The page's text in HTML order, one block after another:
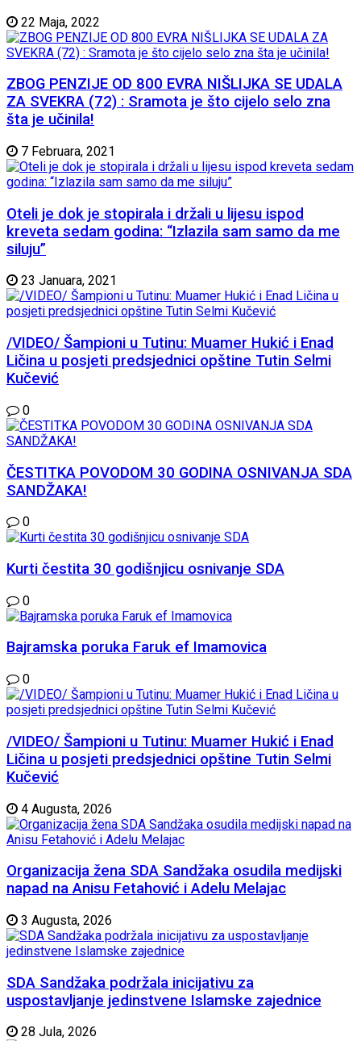
22 Maja, 2022
ZBOG PENZIJE OD 800 EVRA NIŠLIJKA SE UDALA
ZA SVEKRA (72) : Sramota je što cijelo selo zna
šta je učinila!
7 Februara, 2021
Oteli je dok je stopirala i držali u lijesu ispod
kreveta sedam godina: “Izlazila sam samo da me
siluju”
23 Januara, 2021
/VIDEO/ Šampioni u Tutinu: Muamer Hukić i Enad
Ličina u posjeti predsjednici opštine Tutin Selmi
Kučević
0
ČESTITKA POVODOM 30 GODINA OSNIVANJA SDA
SANDŽAKA!
0
Kurti čestita 30 godišnjicu osnivanje SDA
0
Bajramska poruka Faruk ef Imamovica
0
/VIDEO/ Šampioni u Tutinu: Muamer Hukić i Enad
Ličina u posjeti predsjednici opštine Tutin Selmi
Kučević
4 Augusta, 2026
Organizacija žena SDA Sandžaka osudila medijski
napad na Anisu Fetahović i Adelu Melajac
3 Augusta, 2026
SDA Sandžaka podržala inicijativu za
uspostavljanje jedinstvene Islamske zajednice
28 Jula, 2026